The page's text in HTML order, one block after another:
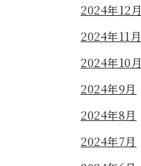
2024年12月
2024年11月
2024年10月
2024年9月
2024年8月
2024年7月